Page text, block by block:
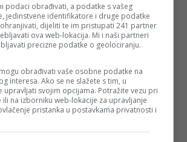
podaci obrađivati, a podatke s vašeg
jedinstvene identifikatore i druge podatke
dijeliti te im pristupati 241 partner
ova web-lokacija. Mi i naši partneri
precizne podatke o geolociranju.
obrađivati vaše osobne podatke na
interesa. Ako se ne slažete s tim, u
upravljati svojim opcijama. Potražite vezu pri
ili na izborniku web-lokacije za upravljanje
pristanka u postavkama privatnosti i